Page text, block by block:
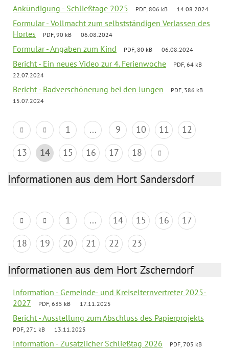
Ankündigung - Schließtage 2025 PDF, 806 kB 14.08.2024
Formular - Vollmacht zum selbstständigen Verlassen des
Hortes
PDF, 90 kB 06.08.2024
Formular - Angaben zum Kind PDF, 80 kB 06.08.2024
Bericht - Ein neues Video zur 4. Ferienwoche
PDF, 64 kB
22.07.2024
Bericht - Badverschönerung bei den Jungen
PDF, 386 kB
15.07.2024
1 ... 9 10 11
12
13
14 15 16 17 18
Informationen aus dem Hort Sandersdorf
1 ... 14 15 16
17
18
19 20 21 22 23
Informationen aus dem Hort Zscherndorf
Information - Gemeinde- und Kreiselternvertreter 2025-
2027
PDF, 635 kB 17.11.2025
Bericht - Ausstellung zum Abschluss des Papierprojekts
PDF, 271 kB 13.11.2025
Information - Zusätzlicher Schließtag 2026
PDF, 703 kB